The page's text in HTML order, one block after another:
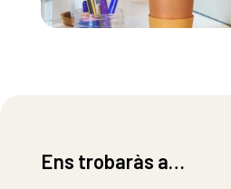
Ens trobaràs a…